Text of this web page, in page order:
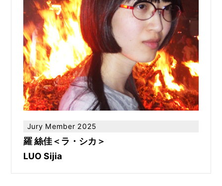
Jury Member 2025
羅 絲佳＜ラ・シカ＞
LUO Sijia